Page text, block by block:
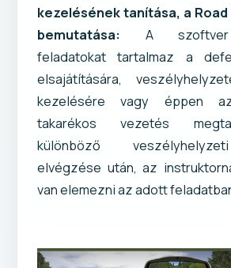
kezelésének tanítása, a
bemutatása: A szoftver
feladatokat tartalmaz a
elsajátítására,
kezelésére vagy éppen
takarékos vezetés
különböző
elvégzése után, az
van elemezni az adott